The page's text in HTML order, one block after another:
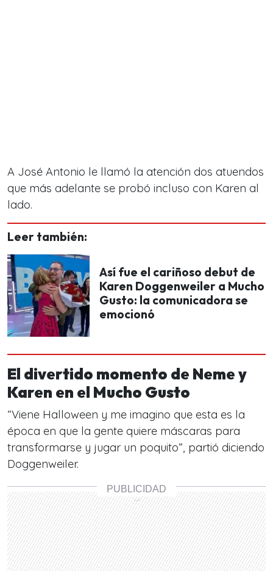
A José Antonio le llamó la atención dos atuendos
que más adelante se probó incluso con Karen al
lado.
Leer también:
Así fue el cariñoso debut de
Karen Doggenweiler a Mucho
Gusto: la comunicadora se
emocionó
El divertido momento de Neme y
Karen en el Mucho Gusto
“Viene Halloween y me imagino que esta es la
época en que la gente quiere máscaras para
transformarse y jugar un poquito”, partió diciendo
Doggenweiler.